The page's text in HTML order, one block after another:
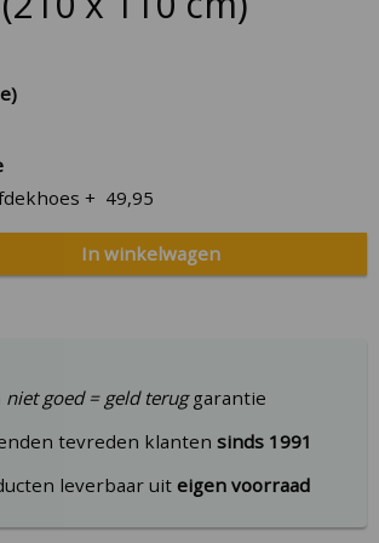
+ 49,95
In winkelwagen
niet goed = geld teruggarantie
tevreden klantensinds 1991
leverbaar uiteigen voorraad